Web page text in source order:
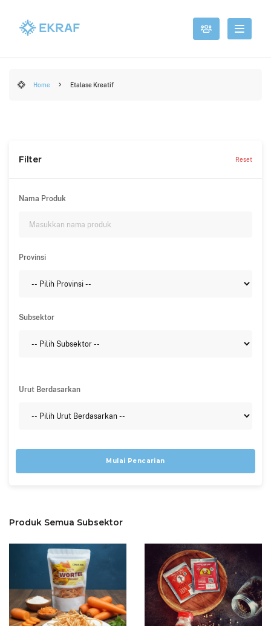
Home Etalase Kreatif
Filter Reset
Nama Produk
Provinsi
Subsektor
Urut Berdasarkan
Mulai Pencarian
Produk Semua Subsektor